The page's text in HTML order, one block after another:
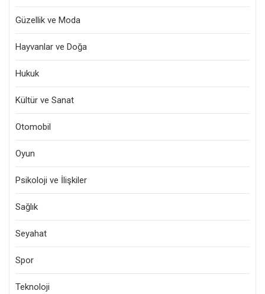
Güzellik ve Moda
Hayvanlar ve Doğa
Hukuk
Kültür ve Sanat
Otomobil
Oyun
Psikoloji ve İlişkiler
Sağlık
Seyahat
Spor
Teknoloji